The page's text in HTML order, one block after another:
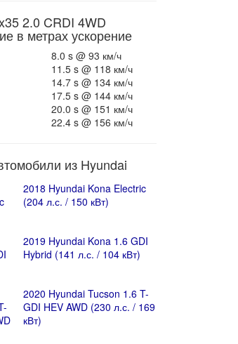
2.0 CRDI 4WD
в метрах ускорение
8.0 s @ 93 км/ч
11.5 s @ 118 км/ч
14.7 s @ 134 км/ч
17.5 s @ 144 км/ч
20.0 s @ 151 км/ч
22.4 s @ 156 км/ч
из Hyundai
2018 Hyundai Kona Electric
(204 л.с. / 150 кВт)
2019 Hyundai Kona 1.6 GDI
Hybrid (141 л.с. / 104 кВт)
2020 Hyundai Tucson 1.6 T-
GDI HEV AWD (230 л.с. / 169
кВт)